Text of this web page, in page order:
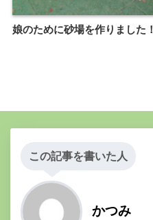
娘のために砂場を作りました！
この記事を書いた人
かつみ